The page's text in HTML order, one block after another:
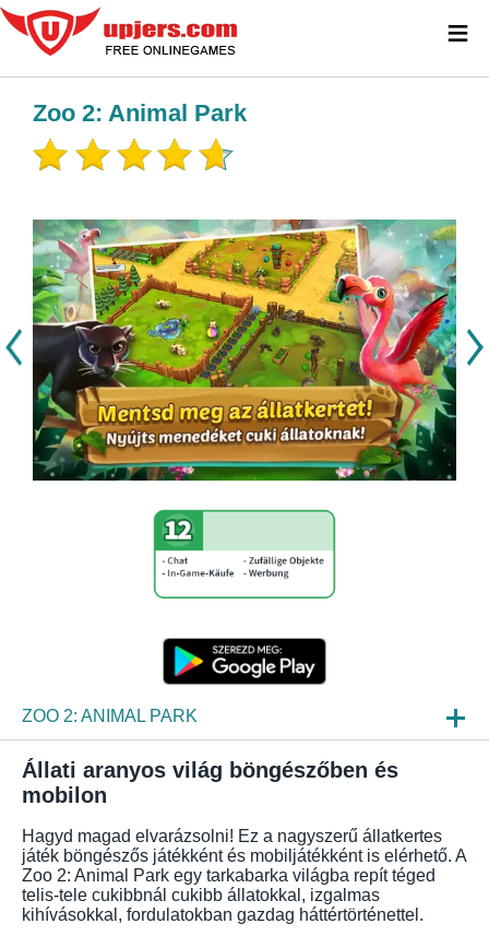
Zoo 2: Animal Park
ZOO 2: ANIMAL PARK
HIREK
BEPILLANTÁS
GYIK
Állati aranyos világ böngészőben és
mobilon
Hagyd magad elvarázsolni! Ez a nagyszerű állatkertes
játék böngészős játékként és mobiljátékként is elérhető. A
Zoo 2: Animal Park egy tarkabarka világba repít téged
telis-tele cukibbnál cukibb állatokkal, izgalmas
kihívásokkal, fordulatokban gazdag háttértörténettel.
≡